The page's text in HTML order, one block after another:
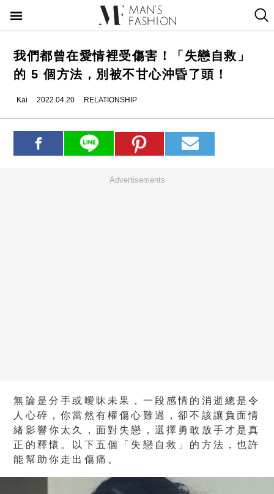
我們都曾在愛情裡受傷害！「失戀自救」
的 5 個方法，別被不甘心沖昏了頭！
Kai 2022.04.20 RELATIONSHIP
Advertisements
無論是分手或曖昧未果，一段感情的消逝總是令
人心碎，你當然有權傷心難過，卻不該讓負面情
緒影響你太久，面對失戀，選擇勇敢放手才是真
正的釋懷。以下五個「失戀自救」的方法，也許
能幫助你走出傷痛。